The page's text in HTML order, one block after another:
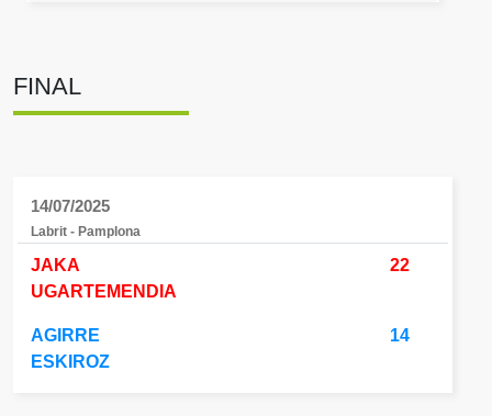
FINAL
14/07/2025
Labrit - Pamplona
JAKA
UGARTEMENDIA
22
AGIRRE
ESKIROZ
14